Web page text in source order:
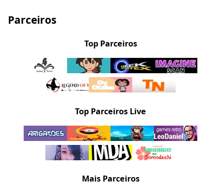
Parceiros
Top Parceiros
Top Parceiros Live
Mais Parceiros